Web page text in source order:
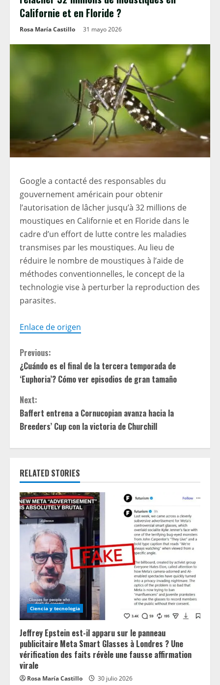
Californie et en Floride ?
Rosa María Castillo 31 mayo 2026
Google a contacté des responsables du
gouvernement américain pour obtenir
l’autorisation de lâcher jusqu’à 32 millions de
moustiques en Californie et en Floride dans le
cadre d’un effort de lutte contre les maladies
transmises par les moustiques. Au lieu de
réduire le nombre de moustiques à l’aide de
méthodes conventionnelles, le concept de la
technologie vise à perturber la reproduction des
parasites.
Enlace de origen
C
o
n
t
u
e
R
i
n
g
Previous:
¿Cuándo es el final de la tercera temporada de
‘Euphoria’? Cómo ver episodios de gran tamaño
Next:
Baffert entrena a Cornucopian avanza hacia la
Breeders’ Cup con la victoria de Churchill
RELATED STORIES
Ciencia y tecnologia
Jeffrey Epstein est-il apparu sur le panneau
publicitaire Meta Smart Glasses à Londres ? Une
vérification des faits révèle une fausse affirmation
virale
Rosa María Castillo 30 julio 2026